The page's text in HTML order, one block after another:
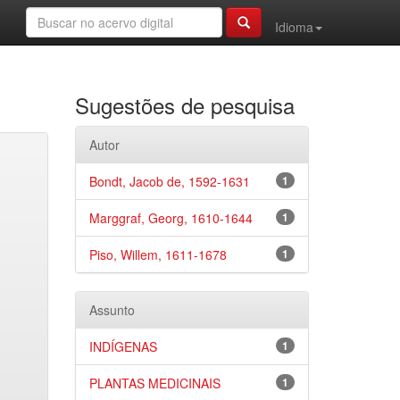
Idioma
Sugestões de pesquisa
Autor
1
Bondt, Jacob de, 1592-1631
1
Marggraf, Georg, 1610-1644
1
Piso, Willem, 1611-1678
Assunto
1
INDÍGENAS
1
PLANTAS MEDICINAIS